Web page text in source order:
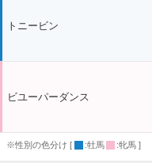
トニービン
ビユーパーダンス
※性別の色分け [ :牡馬 :牝馬 ]